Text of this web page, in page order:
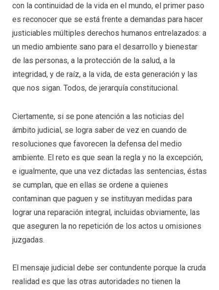
con la continuidad de la vida en el mundo, el primer paso
es reconocer que se está frente a demandas para hacer
justiciables múltiples derechos humanos entrelazados: a
un medio ambiente sano para el desarrollo y bienestar
de las personas, a la protección de la salud, a la
integridad, y de raíz, a la vida, de esta generación y las
que nos sigan. Todos, de jerarquía constitucional.
Ciertamente, si se pone atención a las noticias del
ámbito judicial, se logra saber de vez en cuando de
resoluciones que favorecen la defensa del medio
ambiente. El reto es que sean la regla y no la excepción,
e igualmente, que una vez dictadas las sentencias, éstas
se cumplan, que en ellas se ordene a quienes
contaminan que paguen y se instituyan medidas para
lograr una reparación integral, incluidas obviamente, las
que aseguren la no repetición de los actos u omisiones
juzgadas.
El mensaje judicial debe ser contundente porque la cruda
realidad es que las otras autoridades no tienen la